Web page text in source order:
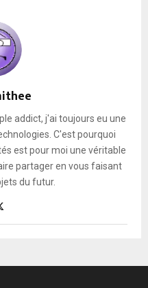
addict, j'ai toujours eu une
C'est pourquoi
est pour moi une véritable
partager en vous faisant
du futur.